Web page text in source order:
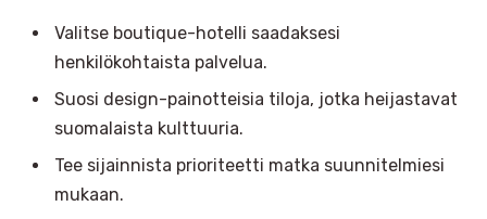
Valitse boutique-hotelli saadaksesi
henkilökohtaista palvelua.
Suosi design-painotteisia tiloja, jotka heijastavat
suomalaista kulttuuria.
Tee sijainnista prioriteetti matka suunnitelmiesi
mukaan.